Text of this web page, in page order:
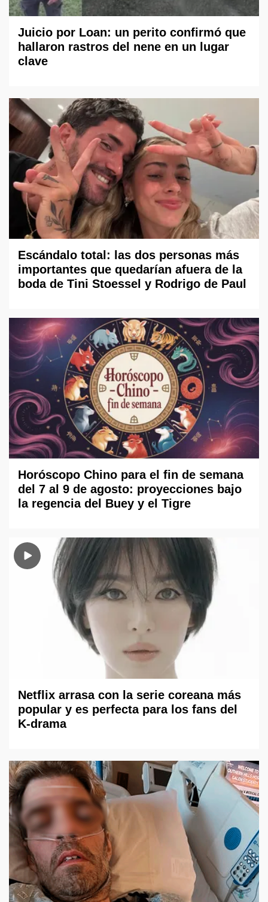
Juicio por Loan: un perito confirmó que
hallaron rastros del nene en un lugar
clave
Escándalo total: las dos personas más
importantes que quedarían afuera de la
boda de Tini Stoessel y Rodrigo de Paul
Horóscopo Chino para el fin de semana
del 7 al 9 de agosto: proyecciones bajo
la regencia del Buey y el Tigre
Netflix arrasa con la serie coreana más
popular y es perfecta para los fans del
K-drama